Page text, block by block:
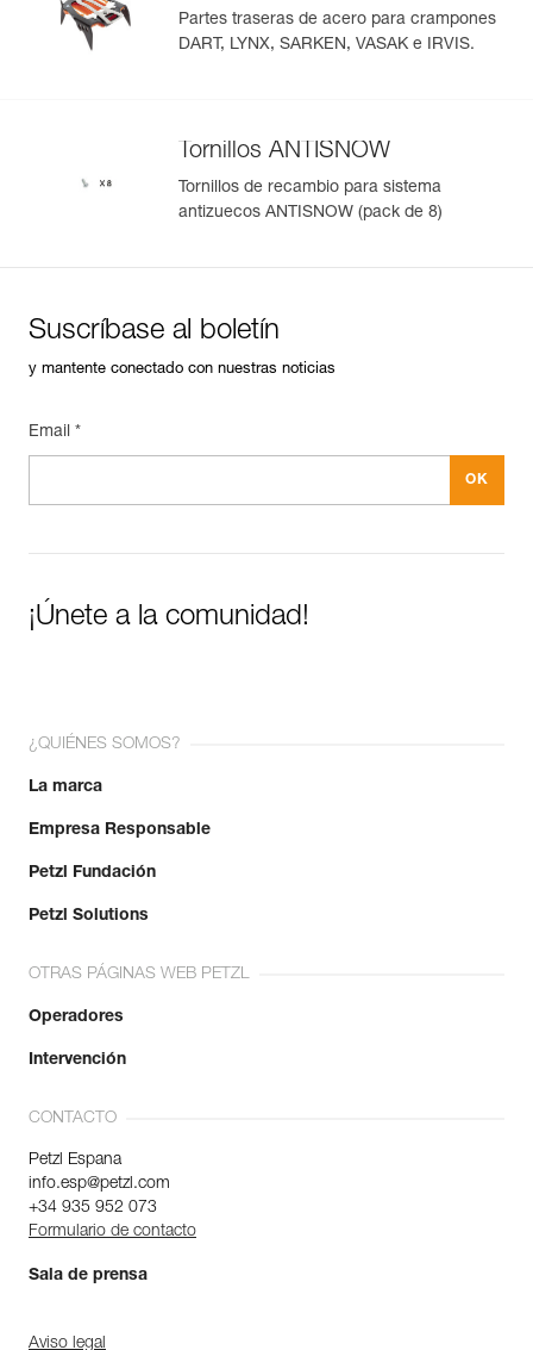
Partes traseras de acero para crampones
DART, LYNX, SARKEN, VASAK e IRVIS.
Tornillos ANTISNOW
Tornillos de recambio para sistema
antizuecos ANTISNOW (pack de 8)
Suscríbase al boletín
y mantente conectado con nuestras noticias
Email *
¡Únete a la comunidad!
¿QUIÉNES SOMOS?
La marca
Empresa Responsable
Petzl Fundación
Petzl Solutions
OTRAS PÁGINAS WEB PETZL
Operadores
Intervención
CONTACTO
Petzl Espana
info.esp@petzl.com
+34 935 952 073
Formulario de contacto
Sala de prensa
Aviso legal